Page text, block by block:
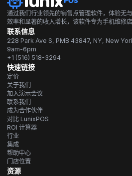
通过我们行业领先的销售点管理软件，体验无
效率和显著的收入增长，该软件专为手机维修店
联系信息
228 Park Ave S, PMB 43847, NY, New
9am-6pm
+1 (516) 518-3294
快速链接
定价
关于我们
加入演示会议
联系我们
成为合作伙伴
对比 LunixPOS
ROI 计算器
行业
集成
帮助中心
门店位置
资源